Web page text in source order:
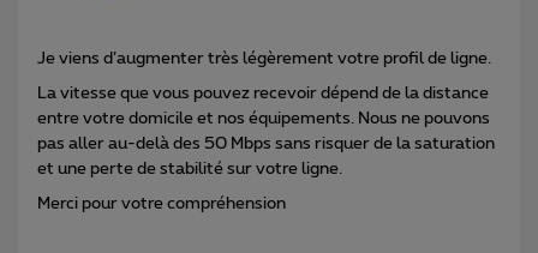
Je viens d’augmenter très légèrement votre profil de ligne.
La vitesse que vous pouvez recevoir dépend de la distance
entre votre domicile et nos équipements. Nous ne pouvons
pas aller au-delà des 50 Mbps sans risquer de la saturation
et une perte de stabilité sur votre ligne.
Merci pour votre compréhension